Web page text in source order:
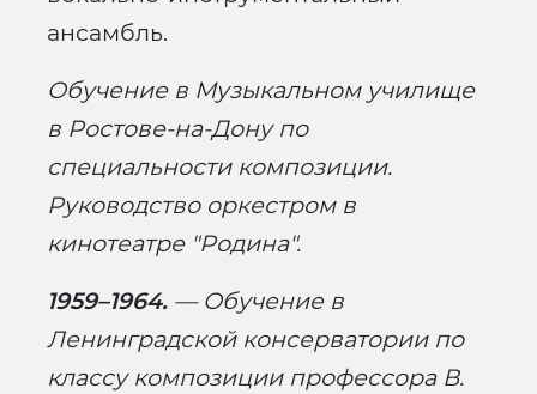
ансамбль.
Обучение в Музыкальном училище
в Ростове-на-Дону по
специальности композиции.
Руководство оркестром в
кинотеатре "Родина".
1959–1964. — Обучение в
Ленинградской консерватории по
классу композиции профессора В.